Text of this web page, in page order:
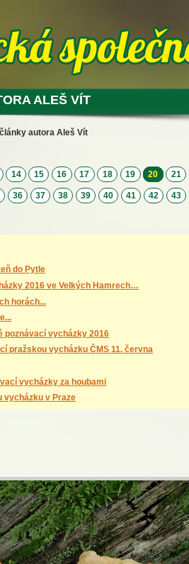
ALEŠ VÍT
autora Aleš Vít
14 15 16 17 18 19 20 21
36 37 38 39 40 41 42 43
do Pytle
2016 ve Velkých Hamrech…
horách...
poznávací vycházky 2016
pražskou vycházku ČMS 11. června
vycházky za houbami
vycházku v Praze